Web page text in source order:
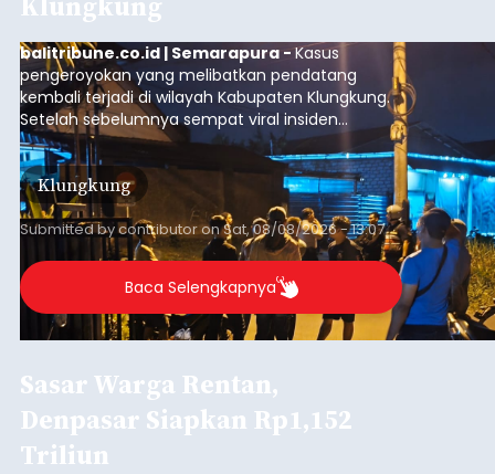
balitribune.co.id | Semarapura -Kasus
pengeroyokan yang melibatkan pendatang
kembali terjadi di wilayah Kabupaten Klungkung.
Setelah sebelumnya sempat viral insiden
keributan di barat Pasar Galiran, peristiwa serupa
kini menimpa seorang pemuda asal Kabupaten
Sumba Barat Daya (SBD), Nusa Tenggara Timur
(NTT).
Klungkung
Submitted bycontributoronSat, 08/08/2026 - 13:07
Baca Selengkapnya
Sasar Warga Rentan,
Denpasar Siapkan Rp1,152
Triliun